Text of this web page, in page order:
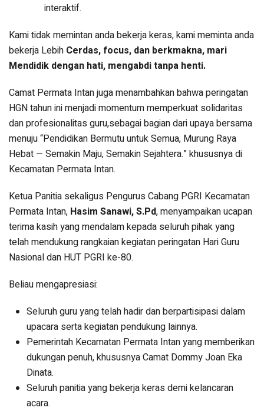
interaktif.
Kami tidak memintan anda bekerja keras, kami meminta anda
bekerja Lebih Cerdas, focus, dan berkmakna, mari
Mendidik dengan hati, mengabdi tanpa henti.
Camat Permata Intan juga menambahkan bahwa peringatan
HGN tahun ini menjadi momentum memperkuat solidaritas
dan profesionalitas guru,sebagai bagian dari upaya bersama
menuju “Pendidikan Bermutu untuk Semua, Murung Raya
Hebat — Semakin Maju, Semakin Sejahtera.” khususnya di
Kecamatan Permata Intan.
Ketua Panitia sekaligus Pengurus Cabang PGRI Kecamatan
Permata Intan, Hasim Sanawi, S.Pd, menyampaikan ucapan
terima kasih yang mendalam kepada seluruh pihak yang
telah mendukung rangkaian kegiatan peringatan Hari Guru
Nasional dan HUT PGRI ke-80.
Beliau mengapresiasi:
Seluruh guru yang telah hadir dan berpartisipasi dalam
upacara serta kegiatan pendukung lainnya.
Pemerintah Kecamatan Permata Intan yang memberikan
dukungan penuh, khususnya Camat Dommy Joan Eka
Dinata.
Seluruh panitia yang bekerja keras demi kelancaran
acara.